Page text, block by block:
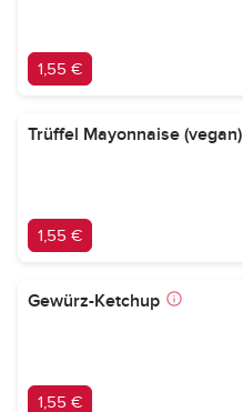
1,55 €
Trüffel Mayonnaise (vegan)
1,55 €
Gewürz-Ketchup
1,55 €